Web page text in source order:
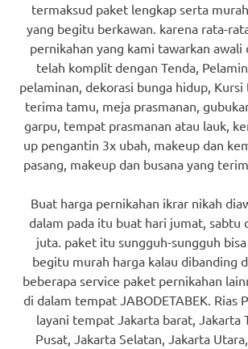
termaksud paket lengkap serta
yang begitu berkawan. karena rata-
pernikahan yang kami tawarkan awali
telah komplit dengan Tenda,
pelaminan, dekorasi bunga hidup,
terima tamu, meja prasmanan,
garpu, tempat prasmanan atau lauk,
up pengantin 3x ubah, makeup dan
pasang, makeup dan busana yang
Buat harga pernikahan ikrar nikah
dalam pada itu buat hari jumat, sabtu
juta. paket itu sungguh-sungguh
begitu murah harga kalau dibanding
beberapa service paket pernikahan
di dalam tempat JABODETABEK. Rias
layani tempat Jakarta barat, Jakarta
Pusat, Jakarta Selatan, Jakarta